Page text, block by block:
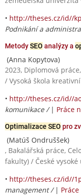
• http://theses.cz/id//
Podnikání a
MetodySEO analýzy a
(Anna Kopytova)
2023, Diplomová
/ Vysoká škola
• http://theses.cz/id//
komunikace / | Práce
Optimalizace SEO pro
(Matúš Ondruššek)
, Bakalářská práce,
fakulty) / České
• http://theses.cz/id//
management / |